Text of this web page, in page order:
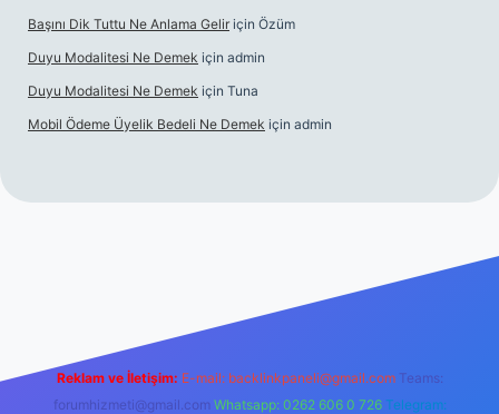
Başını Dik Tuttu Ne Anlama Gelir için Özüm
Duyu Modalitesi Ne Demek için admin
Duyu Modalitesi Ne Demek için Tuna
Mobil Ödeme Üyelik Bedeli Ne Demek için admin
Reklam ve İletişim: E-mail: backlinkpaneli@gmail.com Teams:
forumhizmeti@gmail.com Whatsapp: 0262 606 0 726 Telegram: